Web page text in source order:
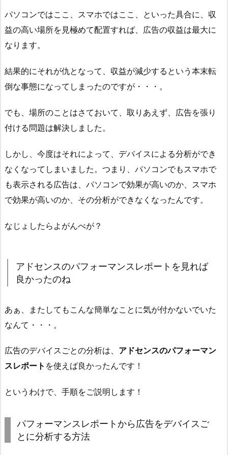
パソコンではここ、スマホではここ、といった具合に、収
益の高い場所を見極めて配置すれば、広告の収益は最大に
なります。
結果的にそれが仇となって、収益が減少するという本末転
倒な事態になってしまったのですが・・・。
でも、場所のことはさておいて、取りあえず、広告を張り
付ける問題は解決しました。
しかし、今度はそれによって、デバイスによる分析ができ
なくなってしまいました。つまり、パソコンでもスマホで
も表示される広告は、パソコンで効果が高いのか、スマホ
で効果が高いのか、その分析ができなくなったんです。
なじょしたらよがんべが？
アドセンスのパフォーマンスレポートを見れば
良かったのね
あぁ、またしてもこんな簡単なことに気が付かないでいた
なんて・・・。
広告のデバイスごとの分析は、 アドセンスのパフォーマン
スレポート を使えば良かったんです！
というわけで、手順をご説明します！
パフォーマンスレポートから広告をデバイスご
とに分析する方法